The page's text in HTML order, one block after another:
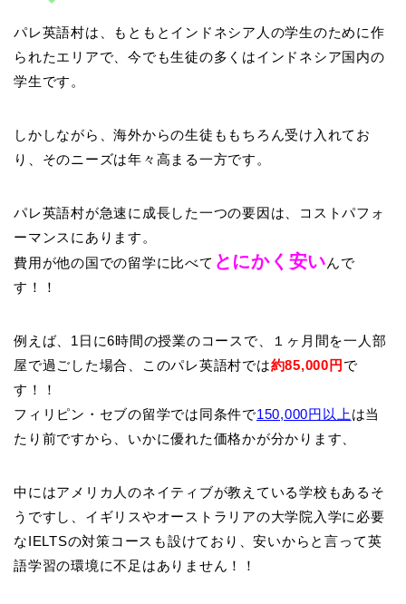
パレ英語村は、もともとインドネシア人の学生のために作
られたエリアで、今でも生徒の多くはインドネシア国内の
学生です。
しかしながら、海外からの生徒ももちろん受け入れてお
り、そのニーズは年々高まる一方です。
パレ英語村が急速に成長した一つの要因は、コストパフォ
ーマンスにあります。
費用が他の国での留学に比べて とにかく安いんで
す！！
例えば、1日に6時間の授業のコースで、１ヶ月間を一人部
屋で過ごした場合、このパレ英語村では約85,000円 で
す！！
フィリピン・セブの留学では同条件で150,000円以上 は当
たり前ですから、いかに優れた価格かが分かります、
中にはアメリカ人のネイティブが教えている学校もあるそ
うですし、イギリスやオーストラリアの大学院入学に必要
なIELTSの対策コースも設けており、安いからと言って英
語学習の環境に不足はありません！！